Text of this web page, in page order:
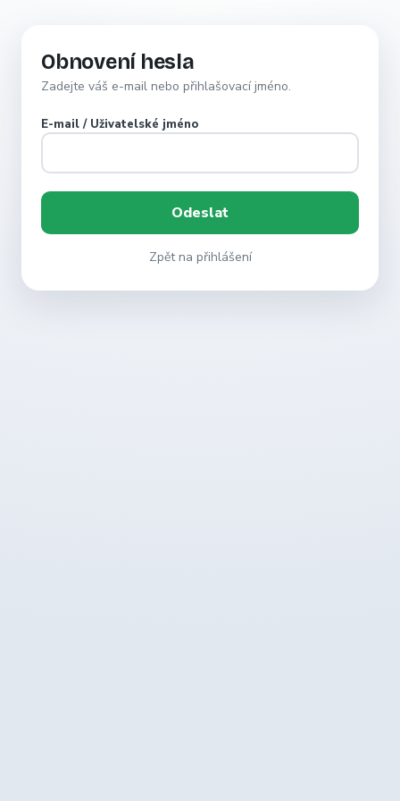
Obnovení hesla
Zadejte váš e-mail nebo přihlašovací jméno.
E-mail / Uživatelské jméno
Zpět na přihlášení